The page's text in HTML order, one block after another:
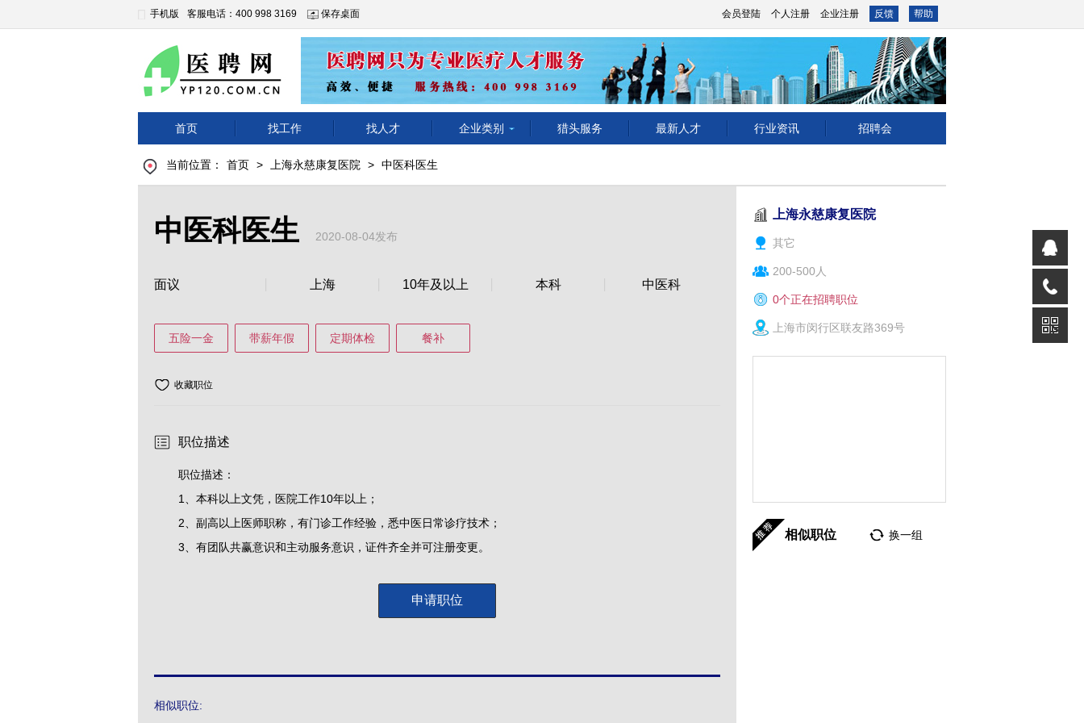
手机版 客服电话：400 998 3169 保存桌面 会员登陆 个人注册 企业注册 反馈 帮助
首页 找工作 找人才 企业类别 猎头服务 最新人才 行业资讯 招聘会
当前位置： 首页 > 上海永慈康复医院 > 中医科医生
中医科医生 2020-08-04发布
面议 上海 10年及以上 本科 中医科
五险一金 带薪年假 定期体检 餐补
收藏职位
职位描述
职位描述：
1、本科以上文凭，医院工作10年以上；
2、副高以上医师职称，有门诊工作经验，悉中医日常诊疗技术；
3、有团队共赢意识和主动服务意识，证件齐全并可注册变更。
申请职位
相似职位:
上海永慈康复医院
其它
200-500人
0个正在招聘职位
上海市闵行区联友路369号
相似职位 换一组